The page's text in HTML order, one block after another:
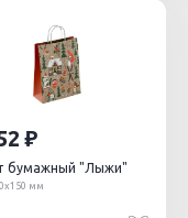
бумажный "Лыжи"
мм